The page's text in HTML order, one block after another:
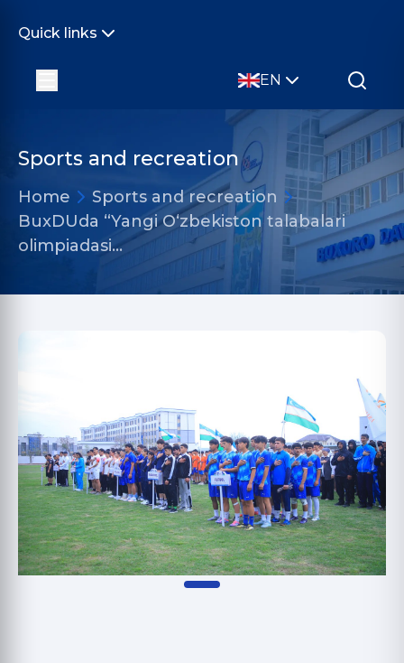
Quick links
EN
Sports and recreation
Home
Sports and recreation
BuxDUda “Yangi O‘zbekiston talabalari
olimpiadasi…